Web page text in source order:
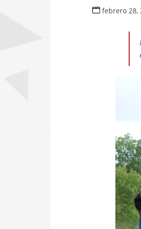
febrero 28,